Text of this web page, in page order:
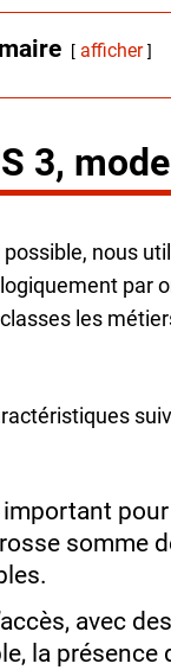
afficher
3,
nous
par
les
somme
avec
la